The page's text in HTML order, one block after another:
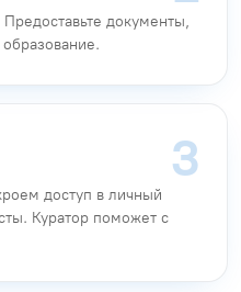
документы,
доступ в личный
Куратор поможет с